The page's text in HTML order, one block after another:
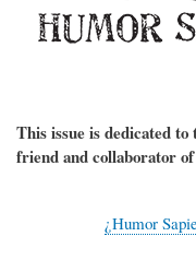
This issue is dedicated
friend and collaborator
¿Humor